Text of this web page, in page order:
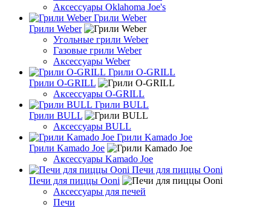
Аксессуары Oklahoma Joe's
Грили Weber
Грили Weber
Угольные грили Weber
Газовые грили Weber
Аксессуары Weber
Грили O-GRILL
Грили O-GRILL
Аксессуары O-GRILL
Грили BULL
Грили BULL
Аксессуары BULL
Грили Kamado Joe
Грили Kamado Joe
Аксессуары Kamado Joe
Печи для пиццы Ooni
Печи для пиццы Ooni
Аксессуары для печей
Печи